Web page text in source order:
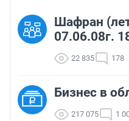
Шафран
07.06.08г.
22 835 178
Бизнес в
217 075 1